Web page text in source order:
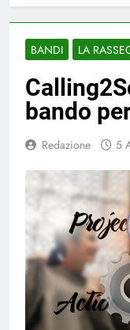
BANDI LA
bando
Redazione 5